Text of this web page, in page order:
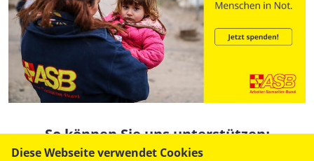
So können Sie uns unterstützen:
Diese Webseite verwendet Cookies